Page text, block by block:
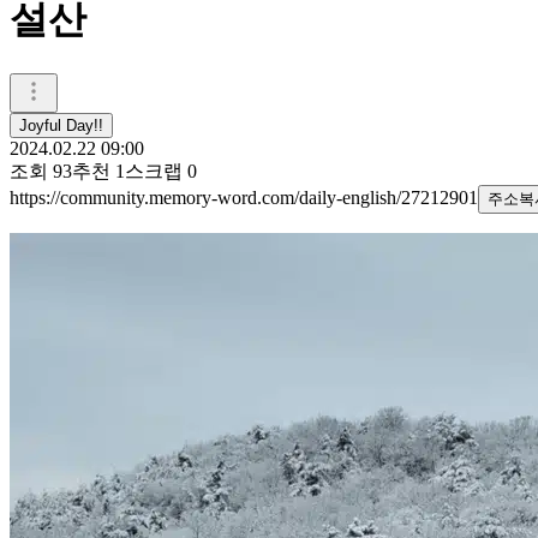
설산
Joyful Day!!
2024.02.22 09:00
조회 93추천 1 스크랩 0
https://community.memory-word.com/daily-english/27212901
주소복